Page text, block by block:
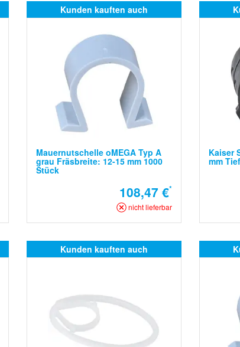
Kunden kauften auch
Mauernutschelle oMEGA Typ A
grau Fräsbreite: 12-15 mm 1000
Stück
108,47 €*
nicht lieferbar
Kaiser
mm
Kunden kauften auch